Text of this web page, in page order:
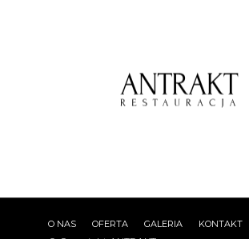
O NAS OFERTA GALERIA KONTAKT